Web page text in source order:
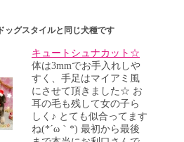
ッグスタイルと同じ犬種です
キュートシュナカット☆
体は3mmでお手入れしや
すく、手足はマイアミ風
にさせて頂きました☆ お
耳の毛も残して女の子ら
しく♪ とても似合ってます
ね(*´ω｀*) 最初から最後